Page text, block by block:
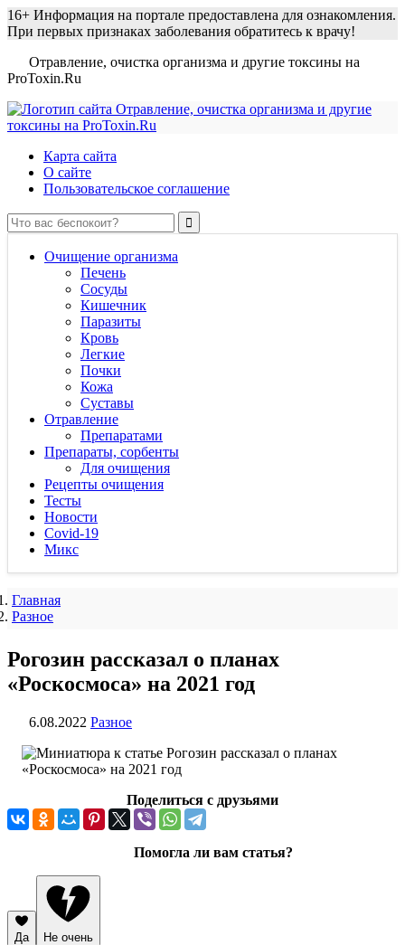
16+ Информация на портале предоставлена для ознакомления.
При первых признаках заболевания обратитесь к врачу!
Отравление, очистка организма и другие токсины на
ProToxin.Ru
Карта сайта
О сайте
Пользовательское соглашение
Очищение организма
Печень
Сосуды
Кишечник
Паразиты
Кровь
Легкие
Почки
Кожа
Суставы
Отравление
Препаратами
Препараты, сорбенты
Для очищения
Рецепты очищения
Тесты
Новости
Covid-19
Микс
Главная
Разное
Рогозин рассказал о планах
«Роскосмоса» на 2021 год
6.08.2022 Разное
Поделиться с друзьями
Помогла ли вам статья?
Да Не очень